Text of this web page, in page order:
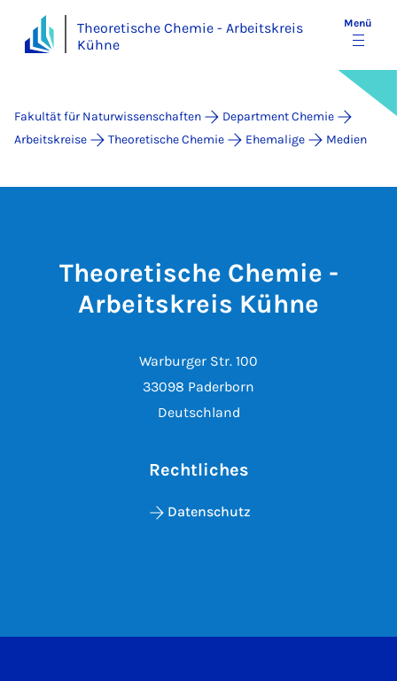
Theoretische Chemie - Arbeitskreis
Kühne
Menü
Fakultät für Naturwissenschaften
Department Chemie
Arbeitskreise
Theoretische Chemie Ehemalige Medien
Theoretische Chemie -
Arbeitskreis Kühne
Warburger Str. 100
33098 Paderborn
Deutschland
Rechtliches
Datenschutz